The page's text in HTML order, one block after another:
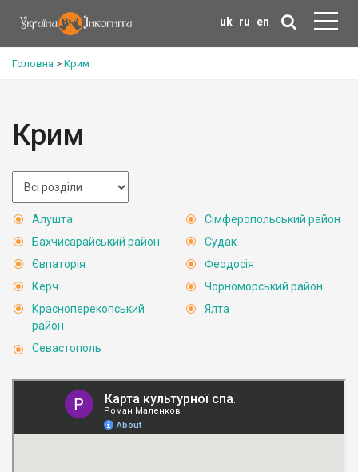
uk ru en
Головна > Крим
Крим
Алушта
Бахчисарайський район
Євпаторія
Керч
Красноперекопський
район
Севастополь
Сімферопольський район
Судак
Феодосія
Чорноморський район
Ялта